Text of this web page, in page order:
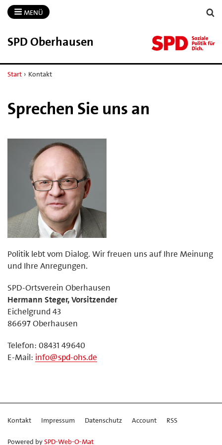
MENÜ
SPD Oberhausen
Start › Kontakt
Sprechen Sie uns an
Politik lebt vom Dialog. Wir freuen uns auf Ihre Meinung
und Ihre Anregungen.
SPD-Ortsverein Oberhausen
Hermann Steger, Vorsitzender
Eichelgrund 43
86697 Oberhausen
Telefon: 08431 49640
E-Mail: info@spd-ohs.de
Kontakt Impressum Datenschutz Account RSS
Powered bySPD-Web-O-Mat